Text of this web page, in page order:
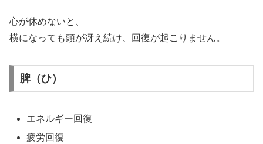
心が休めないと、
横になっても頭が冴え続け、回復が起こりません。
脾（ひ）
エネルギー回復
疲労回復